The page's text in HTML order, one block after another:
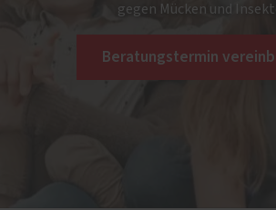
gegen Mücken und
Beratungstermin